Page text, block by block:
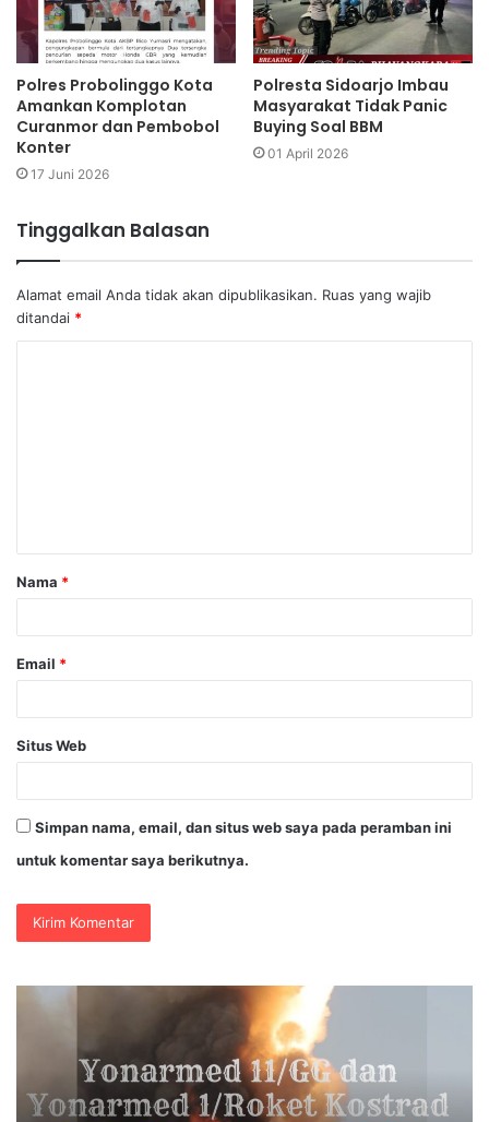
Polres Probolinggo Kota
Amankan Komplotan
Curanmor dan Pembobol
Konter
17 Juni 2026
Polresta Sidoarjo Imbau
Masyarakat Tidak Panic
Buying Soal BBM
01 April 2026
Tinggalkan Balasan
Alamat email Anda tidak akan dipublikasikan. Ruas yang wajib
ditandai *
a
r
Nama *
Email *
Situs Web
Simpan nama, email, dan situs web saya pada peramban ini
untuk komentar saya berikutnya.
Wakapolri
Berinovasi,
Muhammad